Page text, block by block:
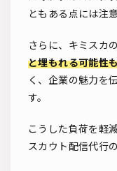
ともある点には注
さらに、キミスカ
と埋もれる可能性
く、企業の魅力を
す。
こうした負荷を軽
スカウト配信代行